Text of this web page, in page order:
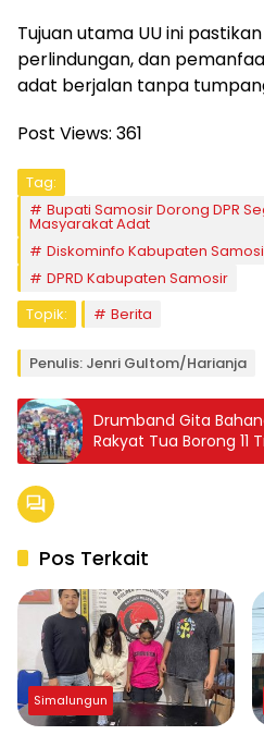
Tujuan utama UU ini
perlindungan, dan
adat berjalan tanpa
Post Views: 361
Tag:
Bupati Samosir Dorong DPR
Masyarakat Adat
Diskominfo Kabupaten
DPRD Kabupaten Samosir
Topik:
Berita
Penulis: Jenri Gultom/Harianja
Drumband Gita
Rakyat Tua Borong 11
Pos Terkait
Simalungun